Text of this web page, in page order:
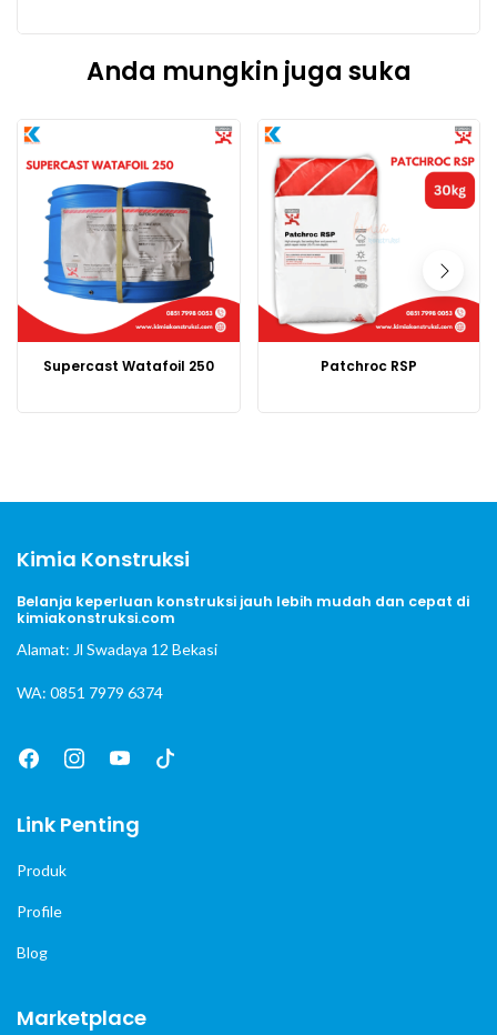
Anda mungkin juga suka
Supercast Watafoil 250 Patchroc RSP
Kimia Konstruksi
Belanja keperluan konstruksi jauh lebih mudah dan cepat di
kimiakonstruksi.com
Alamat: Jl Swadaya 12 Bekasi
WA: 0851 7979 6374
Link Penting
Produk
Profile
Blog
Marketplace